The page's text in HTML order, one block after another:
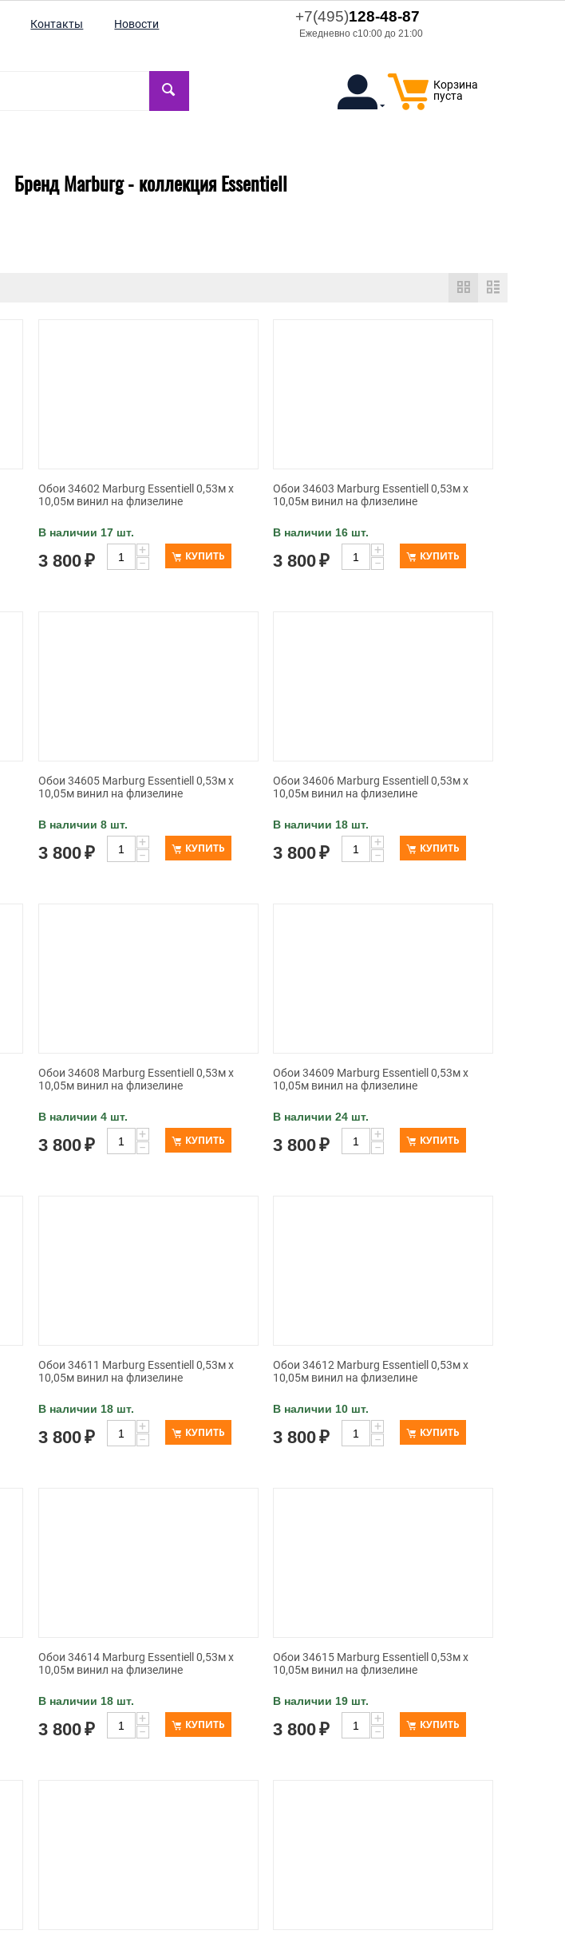
Контакты Новости +7(495)128-48-87
Ежедневно с10:00 до 21:00
Корзина
пуста
Бренд Marburg - коллекция Essentiell
Обои 34602 Marburg Essentiell 0,53м х
10,05м винил на флизелине
В наличии 17 шт.
3 800₽
+
−
КУПИТЬ
Обои 34603 Marburg Essentiell 0,53м х
10,05м винил на флизелине
В наличии 16 шт.
3 800₽
+
−
КУПИТЬ
Обои 34605 Marburg Essentiell 0,53м х
10,05м винил на флизелине
В наличии 8 шт.
3 800₽
+
−
КУПИТЬ
Обои 34606 Marburg Essentiell 0,53м х
10,05м винил на флизелине
В наличии 18 шт.
3 800₽
+
−
КУПИТЬ
Обои 34608 Marburg Essentiell 0,53м х
10,05м винил на флизелине
В наличии 4 шт.
3 800₽
+
−
КУПИТЬ
Обои 34609 Marburg Essentiell 0,53м х
10,05м винил на флизелине
В наличии 24 шт.
3 800₽
+
−
КУПИТЬ
Обои 34611 Marburg Essentiell 0,53м х
10,05м винил на флизелине
В наличии 18 шт.
3 800₽
+
−
КУПИТЬ
Обои 34612 Marburg Essentiell 0,53м х
10,05м винил на флизелине
В наличии 10 шт.
3 800₽
+
−
КУПИТЬ
Обои 34614 Marburg Essentiell 0,53м х
10,05м винил на флизелине
В наличии 18 шт.
3 800₽
+
−
КУПИТЬ
Обои 34615 Marburg Essentiell 0,53м х
10,05м винил на флизелине
В наличии 19 шт.
3 800₽
+
−
КУПИТЬ